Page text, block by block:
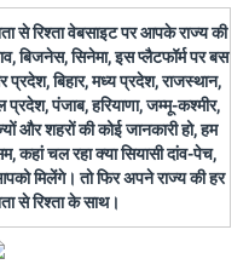
से रिश्ता वेबसाइट पर आपके राज्य की
बिजनेस, सिनेमा, इस प्लैटफॉर्म पर बस
बिहार, मध्य प्रदेश, राजस्थान,
प्रदेश, पंजाब, हरियाणा, जम्मू-कश्मीर,
और शहरों की कोई जानकारी हो, हम
कहां चल रहा क्या सियासी दांव-पेच,
मिलेंगे। तो फिर अपने राज्य की हर
से रिश्ता के साथ।